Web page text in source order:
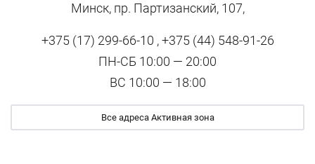
Минск, пр. Партизанский, 107,
+375 (17) 299-66-10 , +375 (44) 548-91-26
ПН-СБ 10:00 — 20:00
ВС 10:00 — 18:00
Все адреса Активная зона